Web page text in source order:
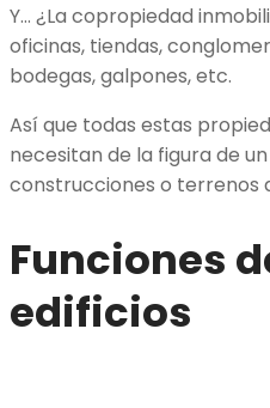
Y… ¿La copropiedad
oficinas, tiendas,
bodegas, galpones, etc.
Así que todas estas
necesitan de la figura de
construcciones o terrenos
Funciones
edificios